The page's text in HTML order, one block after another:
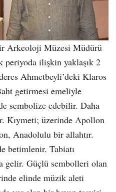
Arkeoloji Müzesi Müdürü
periyoda ilişkin yaklaşık 2
Ahmetbeyli’deki Klaros
getirmesi emeliyle
sembolize edebilir. Daha
Kıymeti; üzerinde Apollon
Anadolulu bir allahtır.
betimlenir. Tabiatı
gelir. Güçlü sembolleri olan
elinde müzik aleti